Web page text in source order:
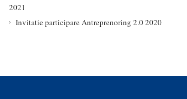
2021
Invitatie participare Antreprenoring 2.0 2020